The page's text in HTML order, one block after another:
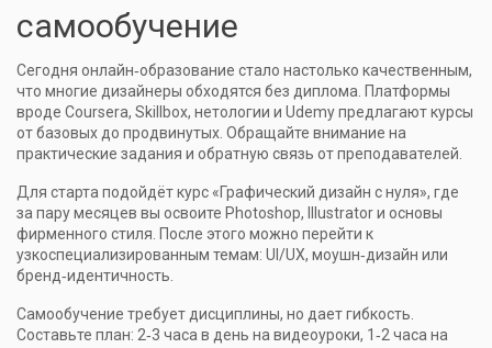
самообучение
Сегодня онлайн‑образование стало настолько качественным,
что многие дизайнеры обходятся без диплома. Платформы
вроде Coursera, Skillbox, нетологии и Udemy предлагают курсы
от базовых до продвинутых. Обращайте внимание на
практические задания и обратную связь от преподавателей.
Для старта подойдёт курс «Графический дизайн с нуля», где
за пару месяцев вы освоите Photoshop, Illustrator и основы
фирменного стиля. После этого можно перейти к
узкоспециализированным темам: UI/UX, моушн‑дизайн или
бренд‑идентичность.
Самообучение требует дисциплины, но дает гибкость.
Составьте план: 2‑3 часа в день на видеоуроки, 1‑2 часа на